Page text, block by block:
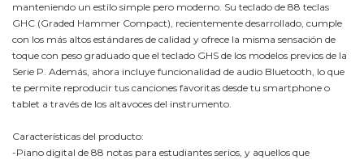
manteniendo un estilo simple pero moderno. Su teclado de 88 teclas
GHC (Graded Hammer Compact), recientemente desarrollado, cumple
con los más altos estándares de calidad y ofrece la misma sensación de
toque con peso graduado que el teclado GHS de los modelos previos de la
Serie P. Además, ahora incluye funcionalidad de audio Bluetooth, lo que
te permite reproducir tus canciones favoritas desde tu smartphone o
tablet a través de los altavoces del instrumento.
Características del producto:
-Piano digital de 88 notas para estudiantes serios, y aquellos que